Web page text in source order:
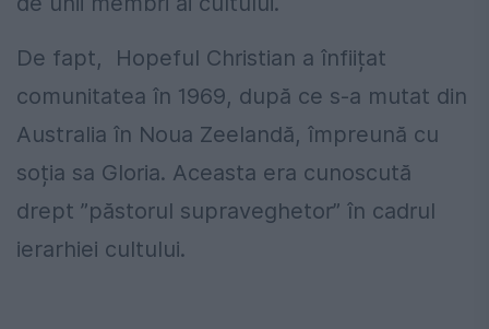
De fapt, Hopeful Christian a înfiițat
comunitatea în 1969, după ce s-a mutat din
Australia în Noua Zeelandă, împreună cu
soția sa Gloria. Aceasta era cunoscută
drept ”păstorul supraveghetor” în cadrul
ierarhiei cultului.